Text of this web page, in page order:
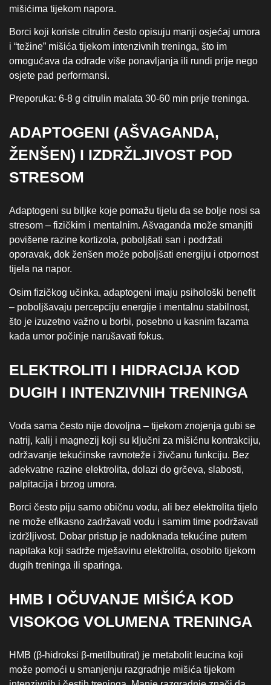
mišićima tijekom napora.
Borci koji koriste citrulin često opisuju manji osjećaj umora
i “težine” mišića tijekom intenzivnih treninga, što im
omogućava da odrade više ponavljanja ili rundi prije nego
osjete pad performansi.
Preporuka: 6-8 g citrulin malata 30-60 min prije treninga.
ADAPTOGENI (AŠVAGANDA,
ŽENŠEN) I IZDRŽLJIVOST POD
STRESOM
Adaptogeni su biljke koje pomažu tijelu da se bolje nosi sa
stresom – fizičkim i mentalnim. Ašvaganda može smanjiti
povišene razine kortizola, poboljšati san i podržati
oporavak, dok ženšen može poboljšati energiju i otpornost
tijela na napor.
Osim fizičkog učinka, adaptogeni imaju psihološki benefit
– poboljšavaju percepciju energije i mentalnu stabilnost,
što je izuzetno važno u borbi, posebno u kasnim fazama
kada umor počinje narušavati fokus.
ELEKTROLITI I HIDRACIJA KOD
DUGIH I INTENZIVNIH TRENINGA
Voda sama često nije dovoljna – tijekom znojenja gubi se
natrij, kalij i magnezij koji su ključni za mišićnu kontrakciju,
održavanje tekućinske ravnoteže i živčanu funkciju. Bez
adekvatne razine elektrolita, dolazi do grčeva, slabosti,
palpitacija i brzog umora.
Borci često piju samo običnu vodu, ali bez elektrolita tijelo
ne može efikasno zadržavati vodu i samim time podržavati
izdržljivost. Dobar pristup je nadoknada tekućine putem
napitaka koji sadrže mješavinu elektrolita, osobito tijekom
dugih treninga ili sparinga.
HMB I OČUVANJE MIŠIĆA KOD
VISOKOG VOLUMENA TRENINGA
HMB (β‑hidroksi β‑metilbutirat) je metabolit leucina koji
može pomoći u smanjenju razgradnje mišića tijekom